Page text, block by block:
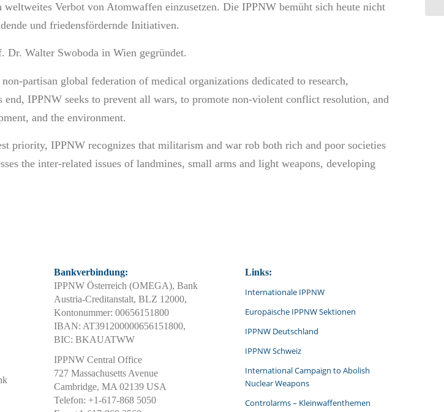
Verbot von Atomwaffen einzusetzen. Die IPPNW bemüht sich heute nicht
und friedensfördernde Initiativen.
Walter Swoboda in Wien gegründet.
partisan global federation of medical organizations dedicated to research,
IPPNW seeks to prevent all wars, to promote non-violent conflict resolution, and
and the environment.
priority, IPPNW recognizes that militarism and war rob both rich and poor societies
the inter-related issues of landmines, small arms and light weapons, developing
Bankverbindung:
IPPNW Österreich (OMEGA), Bank
Austria-Creditanstalt, BLZ 12000,
Kontonummer: 00656151800
IBAN: AT391200000656151800,
BIC: BKAUATWW
IPPNW Central Office
727 Massachusetts Avenue
Cambridge, MA 02139 USA
Telefon: +1-617-868 5050
Links:
Internationale IPPNW
Europäische IPPNW Sektionen
IPPNW Deutschland
IPPNW Schweiz
International Campaign to Abolish
Nuclear Weapons
Controlarms – Kleinwaffenthemen